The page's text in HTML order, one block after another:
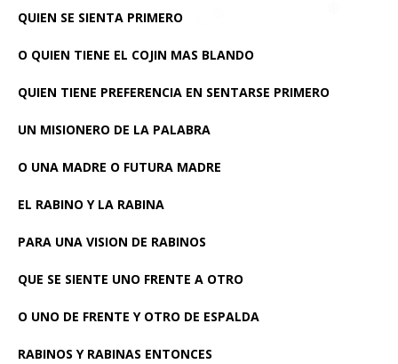
QUIEN SE SIENTA PRIMERO
O QUIEN TIENE EL COJIN MAS BLANDO
QUIEN TIENE PREFERENCIA EN SENTARSE PRIMERO
UN MISIONERO DE LA PALABRA
O UNA MADRE O FUTURA MADRE
EL RABINO Y LA RABINA
PARA UNA VISION DE RABINOS
QUE SE SIENTE UNO FRENTE A OTRO
O UNO DE FRENTE Y OTRO DE ESPALDA
RABINOS Y RABINAS ENTONCES